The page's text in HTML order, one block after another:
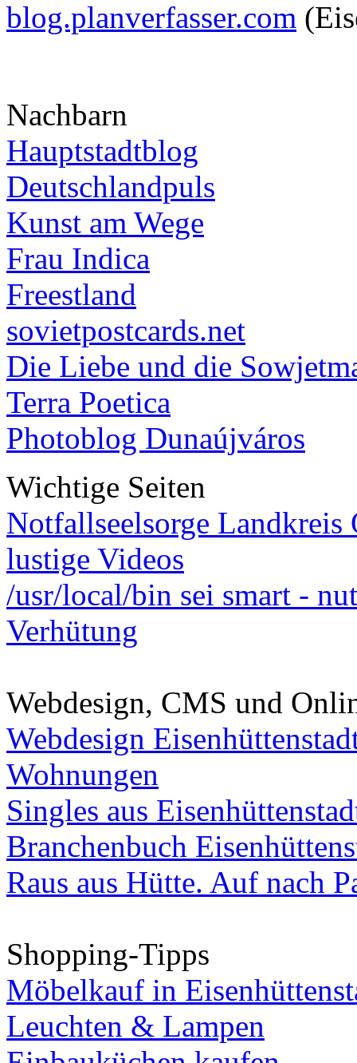
blog.planverfasser.com
Nachbarn
Hauptstadtblog
Deutschlandpuls
Kunst am Wege
Frau Indica
Freestland
sovietpostcards.net
Die Liebe und die
Terra Poetica
Photoblog Dunaújváros
Wichtige Seiten
Notfallseelsorge Landkreis
lustige Videos
/usr/local/bin sei smart -
Verhütung
Webdesign, CMS und
Webdesign
Wohnungen
Singles aus
Branchenbuch
Raus aus Hütte. Auf nach
Shopping-Tipps
Möbelkauf in
Leuchten & Lampen